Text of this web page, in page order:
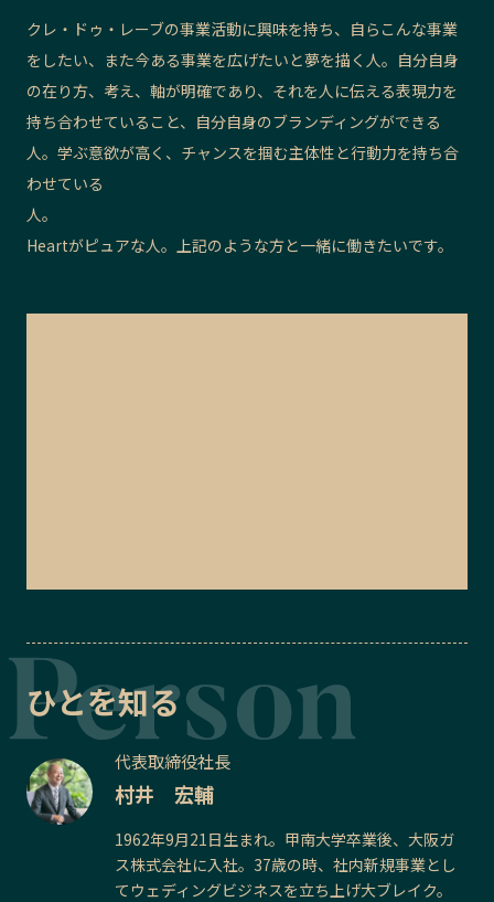
クレ・ドゥ・レーブの事業活動に興味を持ち、自らこんな事業
をしたい、また今ある事業を広げたいと夢を描く人。自分自身
の在り方、考え、軸が明確であり、それを人に伝える表現力を
持ち合わせていること、自分自身のブランディングができる
人。学ぶ意欲が高く、チャンスを掴む主体性と行動力を持ち合
わせている
人
Heartがピュアな人。上記のような方と一緒に働きたいです。
ひとを知る
代表取締役社長
村井 宏輔
1962年9月21日生まれ。甲南大学卒業後、大阪ガ
ス株式会社に入社。37歳の時、社内新規事業とし
てウェディングビジネスを立ち上げ大ブレイク。